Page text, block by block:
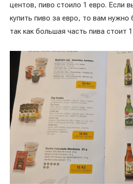
центов, пиво стоило 1 евро. Если
купить пиво за евро, то вам нужно
так как большая часть пива стоит